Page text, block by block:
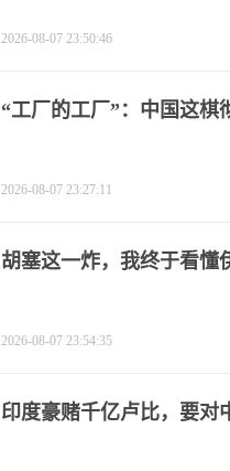
2026-08-07 23:50:46
“工厂的工厂”：中国这棋
2026-08-07 23:27:11
胡塞这一炸，我终于看懂
2026-08-07 23:54:35
印度豪赌千亿卢比，要对